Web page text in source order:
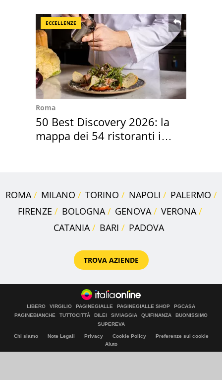
ECCELLENZE
Roma
50 Best Discovery 2026: la
mappa dei 54 ristoranti in
ROMA MILANO TORINO NAPOLI
PALERMO
FIRENZE
BOLOGNA GENOVA
VERONA
CATANIA
BARI PADOVA
TROVA AZIENDE
LIBERO VIRGILIO PAGINEGIALLE PAGINEGIALLE SHOP
PGCASA
PAGINEBIANCHE
TUTTOCITTÀ DILEI SIVIAGGIA QUIFINANZA
BUONISSIMO
SUPEREVA
Chi siamo Note Legali Privacy Cookie Policy
Preferenze sui cookie
Aiuto